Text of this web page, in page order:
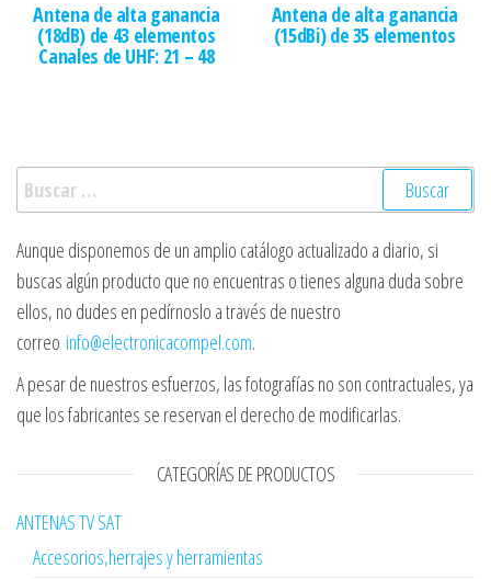
Antena de alta ganancia
(18dB) de 43 elementos
Canales de UHF: 21 – 48
Antena de alta ganancia
(15dBi) de 35 elementos
Buscar:
Aunque disponemos de un amplio catálogo actualizado a diario, si
buscas algún producto que no encuentras o tienes alguna duda sobre
ellos, no dudes en pedírnoslo a través de nuestro
correo info@electronicacompel.com.
A pesar de nuestros esfuerzos, las fotografías no son contractuales, ya
que los fabricantes se reservan el derecho de modificarlas.
CATEGORÍAS DE PRODUCTOS
ANTENAS TV SAT
Accesorios,herrajes y herramientas